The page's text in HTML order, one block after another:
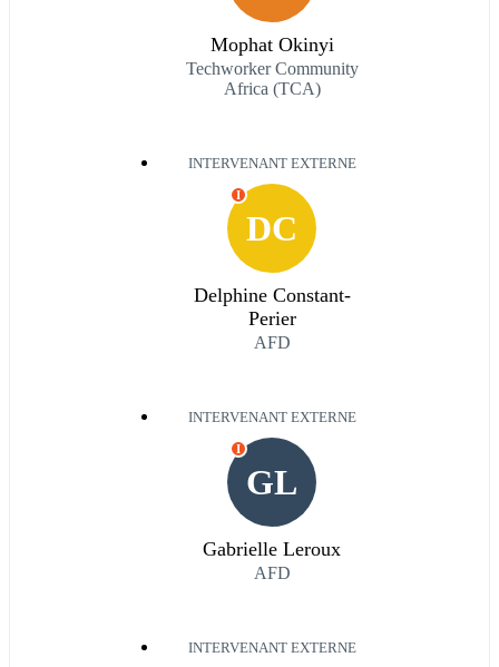
Mophat Okinyi
Techworker Community
Africa (TCA)
INTERVENANT EXTERNE
DC
I
Delphine Constant-
Perier
AFD
INTERVENANT EXTERNE
GL
I
Gabrielle Leroux
AFD
INTERVENANT EXTERNE